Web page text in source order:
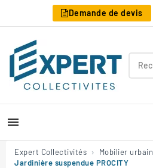
Demande de devis

Expert Collectivités Mobilier urbain
Jardinière suspendue PROCITY